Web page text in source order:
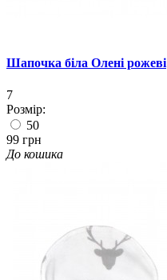
Шапочка біла Олені рожеві
7
Розмір:
50
99 грн
До кошика